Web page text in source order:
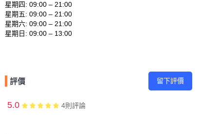
星期四: 09:00 – 21:00
星期五: 09:00 – 21:00
星期六: 09:00 – 21:00
評價 留下評價
5.0 4則評論